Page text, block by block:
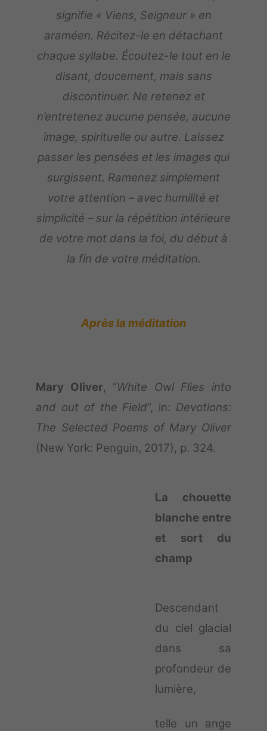
signifie « Viens, Seigneur » en
araméen. Récitez-le en détachant
chaque syllabe. Écoutez-le tout en le
disant, doucement, mais sans
discontinuer. Ne retenez et
n’entretenez aucune pensée, aucune
image, spirituelle ou autre. Laissez
passer les pensées et les images qui
surgissent. Ramenez simplement
votre attention – avec humilité et
simplicité – sur la répétition intérieure
de votre mot dans la foi, du début à
la fin de votre méditation.
Après la méditation
Mary Oliver, “White Owl Flies into
and out of the Field”, in: Devotions:
The Selected Poems of Mary Oliver
(New York: Penguin, 2017), p. 324.
La chouette
blanche entre
et sort du
champ
Descendant
du ciel glacial
dans sa
profondeur de
lumière,
telle un ange